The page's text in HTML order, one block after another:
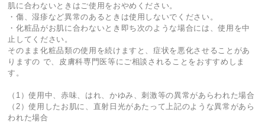
肌に合わないときはご使用をおやめください。
・傷、湿疹など異常のあるときは使用しないでください。
・化粧品がお肌に合わないとき即ち次のような場合には、使用を中
止してください。
そのまま化粧品類の使用を続けますと、症状を悪化させることがあ
りますの で、皮膚科専門医等にご相談されることをおすすめしま
す。
（1）使用中、赤味、はれ、かゆみ、刺激等の異常があらわれた場合
（2）使用したお肌に、直射日光があたって上記のような異常があら
われた場合